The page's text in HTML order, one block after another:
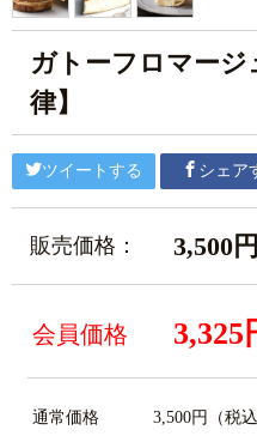
ガトーフロマー
律】
ツイートする シェア
販売価格： 3,500円
会員価格 3,325
通常価格 3,500円 （税